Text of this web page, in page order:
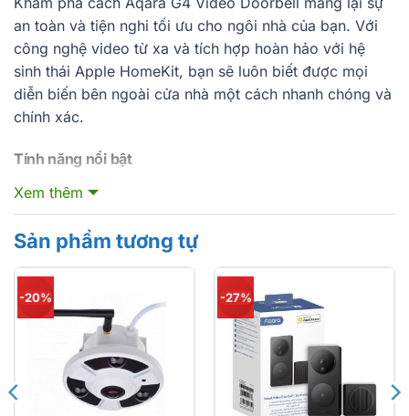
an toàn và tiện nghi tối ưu cho ngôi nhà của bạn. Với
công nghệ video từ xa và tích hợp hoàn hảo với hệ
sinh thái Apple HomeKit, bạn sẽ luôn biết được mọi
diễn biến bên ngoài cửa nhà một cách nhanh chóng và
chính xác.
Tính năng nổi bật
Xem video và thiết lập từ xa:
đâu.
Thông báo khi người đến: Nhận tin nhắn ngay lập
tức khi ai đó bấm chuông.
Thiết lập khu vực hoạt động:Định nghĩa vùng quan
sát và chỉ nhận thông báo khi có hoạt động trong
khu vực đó.
Nhận thông báo và mở khóa từ xa:Khi HomePod
Xem thêm
Sản phẩm tương tự
-20% -27%